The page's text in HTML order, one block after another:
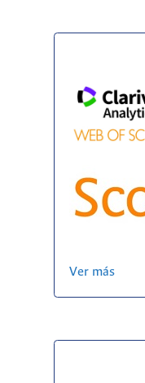
Ver más